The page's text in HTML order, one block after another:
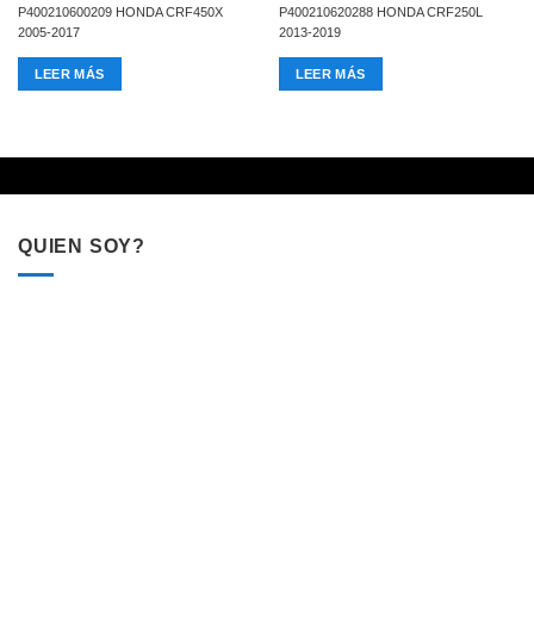
P400210600209 HONDA CRF450X
2005-2017
LEER MÁS
P400210620288 HONDA CRF250L
2013-2019
LEER MÁS
QUIEN SOY?